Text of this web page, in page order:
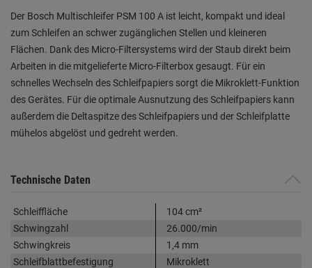
Der Bosch Multischleifer PSM 100 A ist leicht, kompakt und ideal
zum Schleifen an schwer zugänglichen Stellen und kleineren
Flächen. Dank des Micro-Filtersystems wird der Staub direkt beim
Arbeiten in die mitgelieferte Micro-Filterbox gesaugt. Für ein
schnelles Wechseln des Schleifpapiers sorgt die Mikroklett-Funktion
des Gerätes. Für die optimale Ausnutzung des Schleifpapiers kann
außerdem die Deltaspitze des Schleifpapiers und der Schleifplatte
mühelos abgelöst und gedreht werden.
Technische Daten
Schleiffläche
104 cm²
Schwingzahl
26.000/min
Schwingkreis
1,4 mm
Schleifblattbefestigung
Mikroklett